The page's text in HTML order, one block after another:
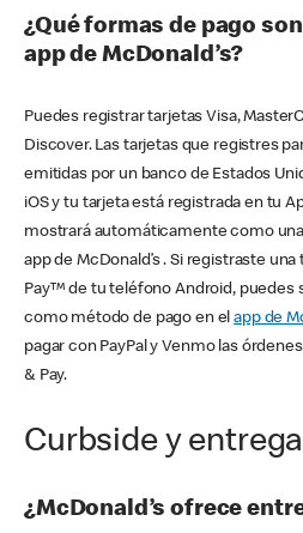
¿Qué formas de pago
app de McDonald’s?
Puedes registrar tarjetas Visa,
Discover. Las tarjetas que registres
emitidas por un banco de Estados
iOS y tu tarjeta está registrada en tu
mostrará automáticamente como
app de McDonald’s . Si registraste
Pay™ de tu teléfono Android, puedes
como método de pago en elapp de
pagar con PayPal y Venmo las
& Pay.
Curbside y
¿McDonald’s ofrece